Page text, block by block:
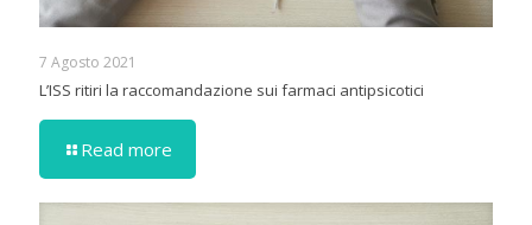
7 Agosto 2021
L’ISS ritiri la raccomandazione sui farmaci antipsicotici
Read more